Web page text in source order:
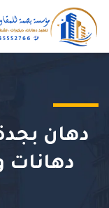
دهانات